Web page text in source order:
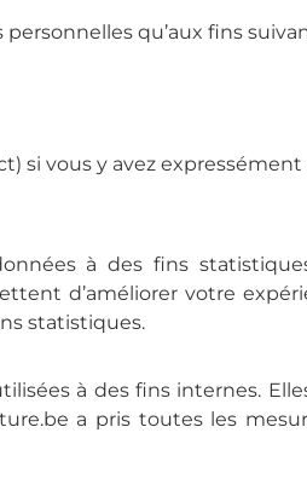
qu’aux fins
si vous y avez
à des fins
d’améliorer votre
statistiques.
à des fins internes.
a pris toutes les